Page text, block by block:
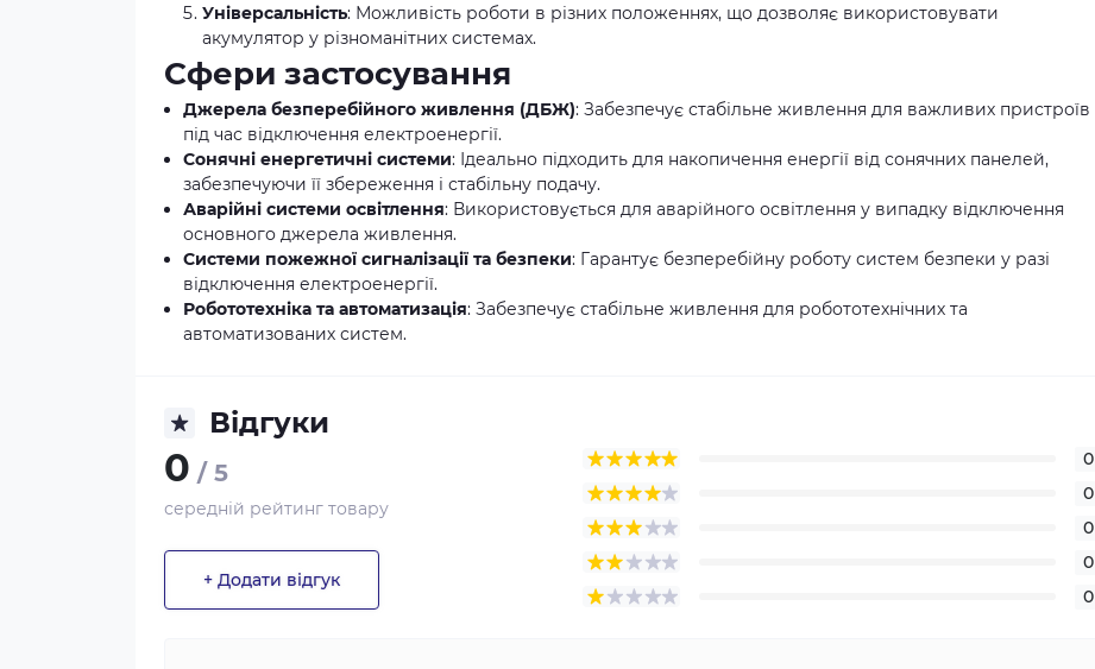
Універсальність: Можливість роботи в різних положеннях, що дозволяє використовувати
акумулятор у різноманітних системах.
Сфери застосування
Джерела безперебійного живлення (ДБЖ): Забезпечує стабільне живлення для важливих пристроїв
під час відключення електроенергії.
Сонячні енергетичні системи: Ідеально підходить для накопичення енергії від сонячних панелей,
забезпечуючи її збереження і стабільну подачу.
Аварійні системи освітлення: Використовується для аварійного освітлення у випадку відключення
основного джерела живлення.
Системи пожежної сигналізації та безпеки: Гарантує безперебійну роботу систем безпеки у разі
відключення електроенергії.
Робототехніка та автоматизація: Забезпечує стабільне живлення для робототехнічних та
автоматизованих систем.
Відгуки
0 / 5
середній рейтинг товару
+ Додати відгук
0
0
0
0
0